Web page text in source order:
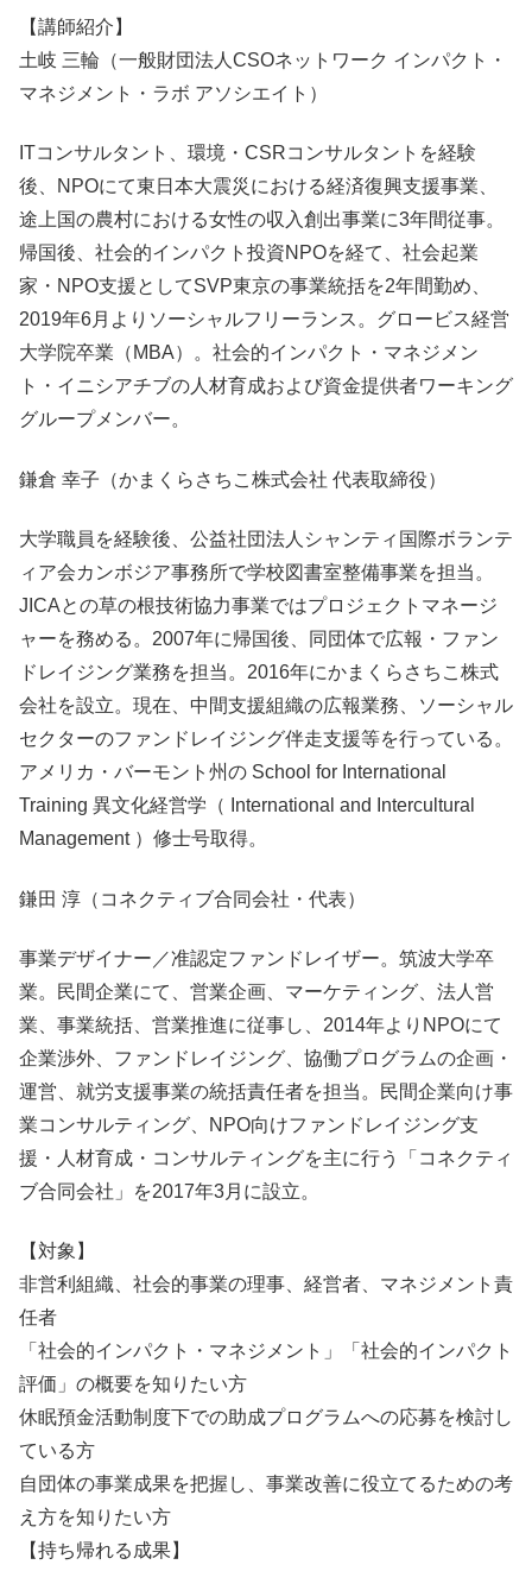
【講師紹介】
土岐 三輪（一般財団法人CSOネットワーク インパクト・
マネジメント・ラボ アソシエイト）
ITコンサルタント、環境・CSRコンサルタントを経験
後、NPOにて東日本大震災における経済復興支援事業、
途上国の農村における女性の収入創出事業に3年間従事。
帰国後、社会的インパクト投資NPOを経て、社会起業
家・NPO支援としてSVP東京の事業統括を2年間勤め、
2019年6月よりソーシャルフリーランス。グロービス経営
大学院卒業（MBA）。社会的インパクト・マネジメン
ト・イニシアチブの人材育成および資金提供者ワーキング
グループメンバー。
鎌倉 幸子（かまくらさちこ株式会社 代表取締役）
大学職員を経験後、公益社団法人シャンティ国際ボランテ
ィア会カンボジア事務所で学校図書室整備事業を担当。
JICAとの草の根技術協力事業ではプロジェクトマネージ
ャーを務める。2007年に帰国後、同団体で広報・ファン
ドレイジング業務を担当。2016年にかまくらさちこ株式
会社を設立。現在、中間支援組織の広報業務、ソーシャル
セクターのファンドレイジング伴走支援等を行っている。
アメリカ・バーモント州の School for International
Training 異文化経営学（ International and Intercultural
Management ）修士号取得。
鎌田 淳（コネクティブ合同会社・代表）
事業デザイナー／准認定ファンドレイザー。筑波大学卒
業。民間企業にて、営業企画、マーケティング、法人営
業、事業統括、営業推進に従事し、2014年よりNPOにて
企業渉外、ファンドレイジング、協働プログラムの企画・
運営、就労支援事業の統括責任者を担当。民間企業向け事
業コンサルティング、NPO向けファンドレイジング支
援・人材育成・コンサルティングを主に行う「コネクティ
ブ合同会社」を2017年3月に設立。
【対象】
非営利組織、社会的事業の理事、経営者、マネジメント責
任者
「社会的インパクト・マネジメント」「社会的インパクト
評価」の概要を知りたい方
休眠預金活動制度下での助成プログラムへの応募を検討し
ている方
自団体の事業成果を把握し、事業改善に役立てるための考
え方を知りたい方
【持ち帰れる成果】